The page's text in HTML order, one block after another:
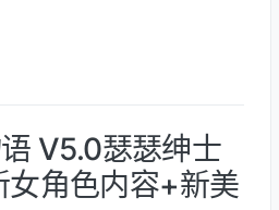
V5.0瑟瑟绅士
角色内容+新美